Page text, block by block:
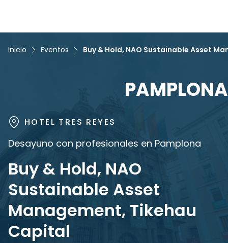
Inicio Eventos Buy & Hold, NAO Sustainable Asset
PAMPLONA
HOTEL TRES REYES
Desayuno con profesionales en Pamplona
Buy & Hold, NAO
Sustainable Asset
Management, Tikehau
Capital